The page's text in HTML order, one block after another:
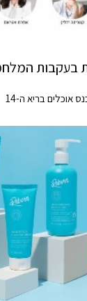
בעקבות
אוכלים בריא ה-14